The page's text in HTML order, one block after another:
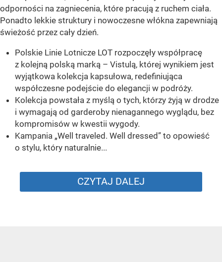
odporności na zagniecenia, które pracują z ruchem ciała.
Ponadto lekkie struktury i nowoczesne włókna zapewniają
świeżość przez cały dzień.
Polskie Linie Lotnicze LOT rozpoczęły współpracę
z kolejną polską marką – Vistulą, której wynikiem jest
wyjątkowa kolekcja kapsułowa, redefiniująca
współczesne podejście do elegancji w podróży.
Kolekcja powstała z myślą o tych, którzy żyją w drodze
i wymagają od garderoby nienagannego wyglądu, bez
kompromisów w kwestii wygody.
Kampania „Well traveled. Well dressed” to opowieść
o stylu, który naturalnie...
CZYTAJ DALEJ